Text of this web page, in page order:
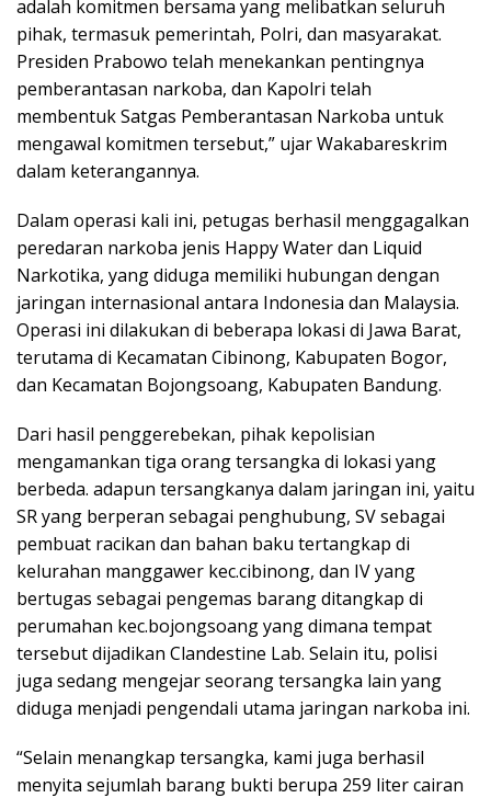
adalah komitmen bersama yang melibatkan seluruh
pihak, termasuk pemerintah, Polri, dan masyarakat.
Presiden Prabowo telah menekankan pentingnya
pemberantasan narkoba, dan Kapolri telah
membentuk Satgas Pemberantasan Narkoba untuk
mengawal komitmen tersebut,” ujar Wakabareskrim
dalam keterangannya.
Dalam operasi kali ini, petugas berhasil menggagalkan
peredaran narkoba jenis Happy Water dan Liquid
Narkotika, yang diduga memiliki hubungan dengan
jaringan internasional antara Indonesia dan Malaysia.
Operasi ini dilakukan di beberapa lokasi di Jawa Barat,
terutama di Kecamatan Cibinong, Kabupaten Bogor,
dan Kecamatan Bojongsoang, Kabupaten Bandung.
Dari hasil penggerebekan, pihak kepolisian
mengamankan tiga orang tersangka di lokasi yang
berbeda. adapun tersangkanya dalam jaringan ini, yaitu
SR yang berperan sebagai penghubung, SV sebagai
pembuat racikan dan bahan baku tertangkap di
kelurahan manggawer kec.cibinong, dan IV yang
bertugas sebagai pengemas barang ditangkap di
perumahan kec.bojongsoang yang dimana tempat
tersebut dijadikan Clandestine Lab. Selain itu, polisi
juga sedang mengejar seorang tersangka lain yang
diduga menjadi pengendali utama jaringan narkoba ini.
“Selain menangkap tersangka, kami juga berhasil
menyita sejumlah barang bukti berupa 259 liter cairan